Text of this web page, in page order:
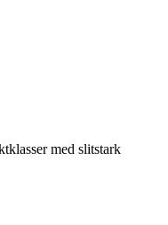
med slitstark